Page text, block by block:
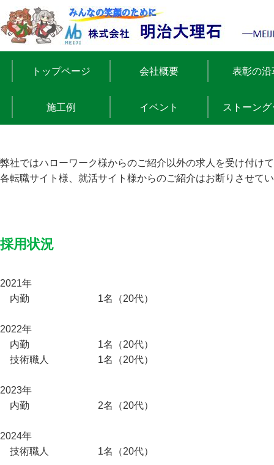
トップページ 会社概要 表彰の沿
施工例 イベント ストーング
弊社ではハローワーク様からのご紹介以外の求人を受け付け
各転職サイト様、就活サイト様からのご紹介はお断りさせて
採用状況
2021年
内勤 1名（20代）
2022年
内勤 1名（20代）
技術職人 1名（20代）
2023年
内勤 2名（20代）
2024年
技術職人 1名（20代）